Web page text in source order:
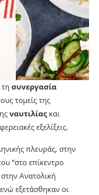
συνεργασία
τομείς της
ναυτιλίαςκαι
εξελίξεις.
πλευράς, στην
“στο επίκεντρο
στην Ανατολική
εξετάσθηκαν οι